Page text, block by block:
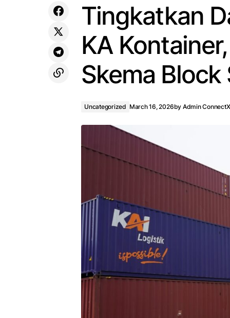
Tingkatkan
KA
Skema Block
Uncategorized March 16, 2026by Admin ConnectX